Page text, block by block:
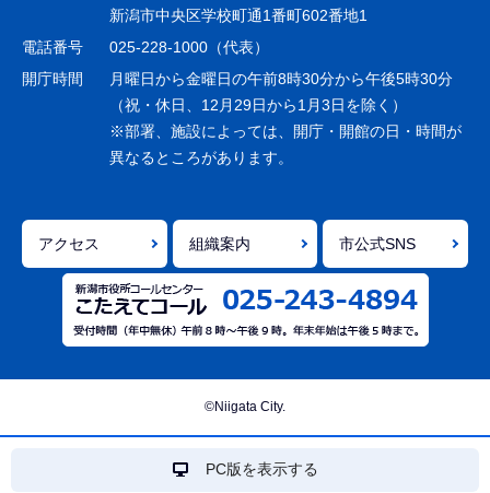
シ
ョ
で
新潟市中央区学校町通1番町602番地1
電話番号
025-228-1000（代表）
開庁時間
月曜日から金曜日の午前8時30分から午後5時30分
（祝・休日、12月29日から1月3日を除く）
※部署、施設によっては、開庁・開館の日・時間が
異なるところがあります。
アクセス 組織案内 市公式SNS
©Niigata City.
PC版を表示する